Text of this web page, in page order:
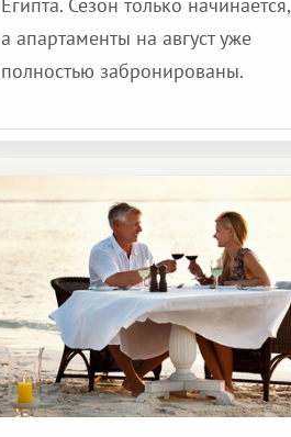
а апартаменты на август уже
полностью забронированы.